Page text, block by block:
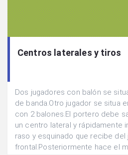
Centros laterales y tiros
Dos jugadores con balón se
de banda.Otro jugador se situa
con 2 balones.El portero debe
un centro lateral y rápidamente
raso y esquinado que recibe del
frontal.Posteriormente hace el